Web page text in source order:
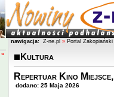
»
nawigacja: Z-ne.pl » Portal Zakopiański
Kultura
Repertuar Kino
dodano: 25 Maja 2026